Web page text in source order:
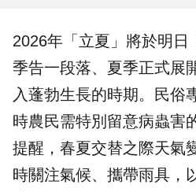
2026年「 立夏 」將於明
季告一段落、夏季正式展
入蓬勃生長的時期。民俗
時農民需特別留意病蟲害
提醒，春夏交替之際天氣
時關注氣候、攜帶雨具，